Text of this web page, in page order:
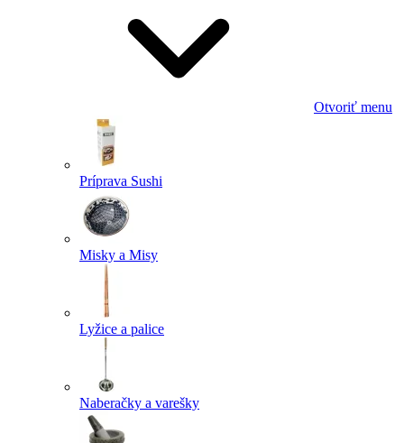
Otvoriť menu
Príprava Sushi
Misky a Misy
Lyžice a palice
Naberačky a varešky